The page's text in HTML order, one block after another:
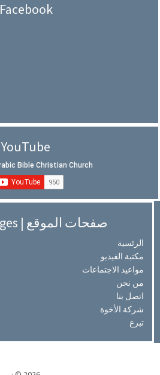
Facebook
YouTube
Site Pages | صفحات الموقع
الرئسية
مكتبة الفيديو
مواعيد الاجتماعات
من نحن
اتصل بنا
شركة الأخوة
تبرع